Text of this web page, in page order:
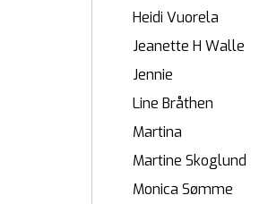
Heidi Vuorela
Jeanette H Walle
Jennie
Line Bråthen
Martina
Martine Skoglund
Monica Sømme